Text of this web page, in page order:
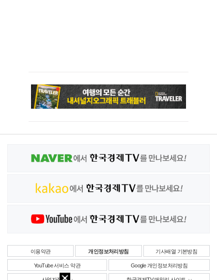
이용약관 개인정보처리방침 기사배열 기본방침
YouTube 서비스 약관 Google 개인정보처리방침